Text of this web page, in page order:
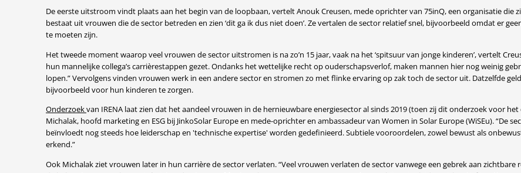
De eerste uitstroom vindt plaats aan het begin van de loopbaan, vertelt Anouk Creusen, mede oprichter van 75inQ, een organisatie
bestaat uit vrouwen die de sector betreden en zien ‘dit ga ik dus niet doen’. Ze vertalen de sector relatief snel, bijvoorbeeld omdat er
te moeten zijn.
Het tweede moment waarop veel vrouwen de sector uitstromen is na zo’n 15 jaar, vaak na het ‘spitsuur van jonge kinderen’, vertelt
hun mannelijke collega’s carrièrestappen gezet. Ondanks het wettelijke recht op ouderschapsverlof, maken mannen hier nog weinig
lopen.” Vervolgens vinden vrouwen werk in een andere sector en stromen zo met flinke ervaring op zak toch de sector uit. Datzelfde
bijvoorbeeld voor hun kinderen te zorgen.
Onderzoekvan IRENA laat zien dat het aandeel vrouwen in de hernieuwbare energiesector al sinds 2019 (toen zij dit onderzoek voor
Michalak, hoofd marketing en ESG bij JinkoSolar Europe en mede-oprichter en ambassadeur van Women in Solar Europe (WiSEu). “De
beïnvloedt nog steeds hoe leiderschap en 'technische expertise' worden gedefinieerd. Subtiele vooroordelen, zowel bewust als
erkend.”
Ook Michalak ziet vrouwen later in hun carrière de sector verlaten. “Veel vrouwen verlaten de sector vanwege een gebrek aan